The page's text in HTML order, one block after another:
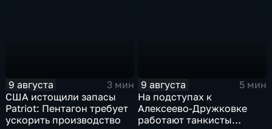
9 августа
3 мин
США истощили запасы
Patriot: Пентагон требует
ускорить производство
9 августа
5 мин
На подступах к
Алексеево-Дружковке
работают танкисты